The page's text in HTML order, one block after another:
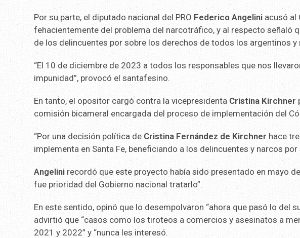
Por su parte, el diputado nacional del PRO Federico Angelini acusó al
fehacientemente del problema del narcotráfico, y al respecto señaló
de los delincuentes por sobre los derechos de todos los argentinos y
“El 10 de diciembre de 2023 a todos los responsables que nos
impunidad”, provocó el santafesino.
En tanto, el opositor cargó contra la vicepresidenta Cristina Kirchner
comisión bicameral encargada del proceso de implementación del
“Por una decisión política de Cristina Fernández de Kirchner hace
implementa en Santa Fe, beneficiando a los delincuentes y narcos
Angelini recordó que este proyecto había sido presentado en mayo
fue prioridad del Gobierno nacional tratarlo”.
En este sentido, opinó que lo desempolvaron “ahora que pasó lo del
advirtió que “casos como los tiroteos a comercios y asesinatos a
2021 y 2022” y “nunca les interesó.